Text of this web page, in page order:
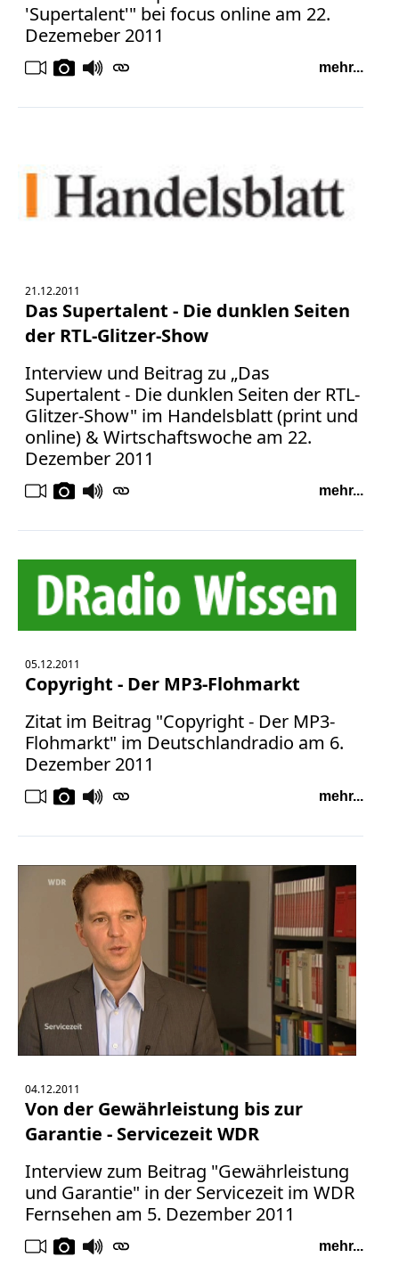
'Supertalent'" bei focus online am 22.
Dezemeber 2011
mehr...
21.12.2011
Das Supertalent - Die dunklen Seiten
der RTL-Glitzer-Show
Interview und Beitrag zu „Das
Supertalent - Die dunklen Seiten der RTL-
Glitzer-Show" im Handelsblatt (print und
online) & Wirtschaftswoche am 22.
Dezember 2011
mehr...
05.12.2011
Copyright - Der MP3-Flohmarkt
Zitat im Beitrag "Copyright - Der MP3-
Flohmarkt" im Deutschlandradio am 6.
Dezember 2011
mehr...
04.12.2011
Von der Gewährleistung bis zur
Garantie - Servicezeit WDR
Interview zum Beitrag "Gewährleistung
und Garantie" in der Servicezeit im WDR
Fernsehen am 5. Dezember 2011
mehr...